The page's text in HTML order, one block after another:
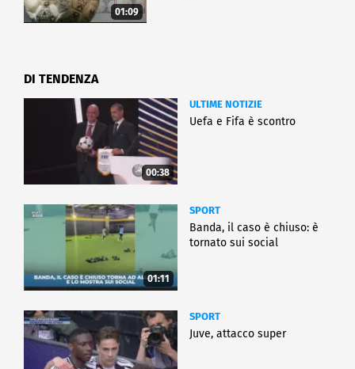
01:09
DI TENDENZA
00:38
ULTIME NOTIZIE
Uefa e Fifa è scontro
01:11
SPORT
Banda, il caso è chiuso: è
tornato sui social
SPORT
Juve, attacco super